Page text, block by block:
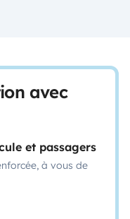
avec
et passagers
à vous de